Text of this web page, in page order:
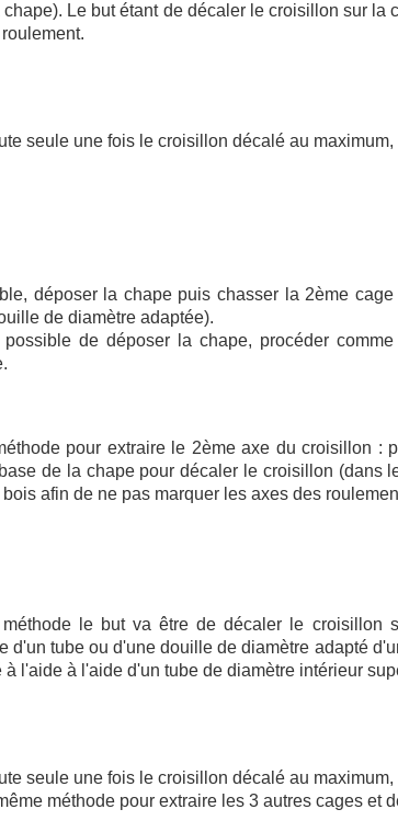
Le but étant de décaler le croisillon sur la
seule une fois le croisillon décalé au
déposer la chape puis chasser la 2ème
de diamètre adaptée).
de déposer la chape, procéder
pour extraire le 2ème axe du croisillon :
de la chape pour décaler le croisillon (dans
afin de ne pas marquer les axes des
le but va être de décaler le croisillon
d'un tube ou d'une douille de diamètre adapté
l'aide à l'aide d'un tube de diamètre intérieur
seule une fois le croisillon décalé au
méthode pour extraire les 3 autres cages et